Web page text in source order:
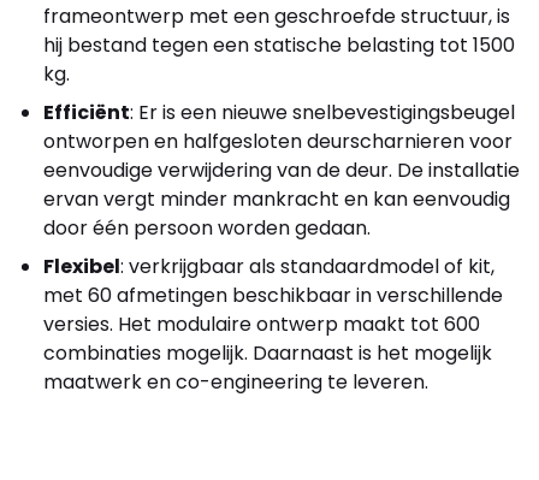
frameontwerp met een geschroefde structuur, is
hij bestand tegen een statische belasting tot 1500
kg.
Efficiënt: Er is een nieuwe snelbevestigingsbeugel
ontworpen en halfgesloten deurscharnieren voor
eenvoudige verwijdering van de deur. De installatie
ervan vergt minder mankracht en kan eenvoudig
door één persoon worden gedaan.
Flexibel: verkrijgbaar als standaardmodel of kit,
met 60 afmetingen beschikbaar in verschillende
versies. Het modulaire ontwerp maakt tot 600
combinaties mogelijk. Daarnaast is het mogelijk
maatwerk en co-engineering te leveren.